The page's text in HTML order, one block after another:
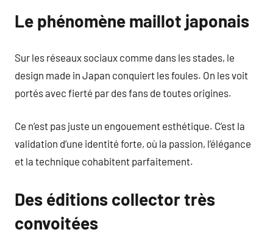
Le phénomène maillot japonais
Sur les réseaux sociaux comme dans les stades, le
design made in Japan conquiert les foules. On les voit
portés avec fierté par des fans de toutes origines.
Ce n’est pas juste un engouement esthétique. C’est la
validation d’une identité forte, où la passion, l’élégance
et la technique cohabitent parfaitement.
Des éditions collector très
convoitées